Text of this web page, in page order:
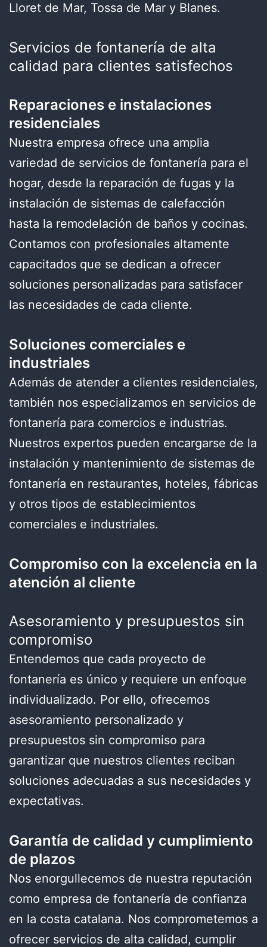
Lloret de Mar, Tossa de Mar y Blanes.
Servicios de fontanería de alta
calidad para clientes satisfechos
Reparaciones e instalaciones
residenciales
Nuestra empresa ofrece una amplia
variedad de servicios de fontanería para el
hogar, desde la reparación de fugas y la
instalación de sistemas de calefacción
hasta la remodelación de baños y cocinas.
Contamos con profesionales altamente
capacitados que se dedican a ofrecer
soluciones personalizadas para satisfacer
las necesidades de cada cliente.
Soluciones comerciales e
industriales
Además de atender a clientes residenciales,
también nos especializamos en servicios de
fontanería para comercios e industrias.
Nuestros expertos pueden encargarse de la
instalación y mantenimiento de sistemas de
fontanería en restaurantes, hoteles, fábricas
y otros tipos de establecimientos
comerciales e industriales.
Compromiso con la excelencia en la
atención al cliente
Asesoramiento y presupuestos sin
compromiso
Entendemos que cada proyecto de
fontanería es único y requiere un enfoque
individualizado. Por ello, ofrecemos
asesoramiento personalizado y
presupuestos sin compromiso para
garantizar que nuestros clientes reciban
soluciones adecuadas a sus necesidades y
expectativas.
Garantía de calidad y cumplimiento
de plazos
Nos enorgullecemos de nuestra reputación
como empresa de fontanería de confianza
en la costa catalana. Nos comprometemos a
ofrecer servicios de alta calidad, cumplir